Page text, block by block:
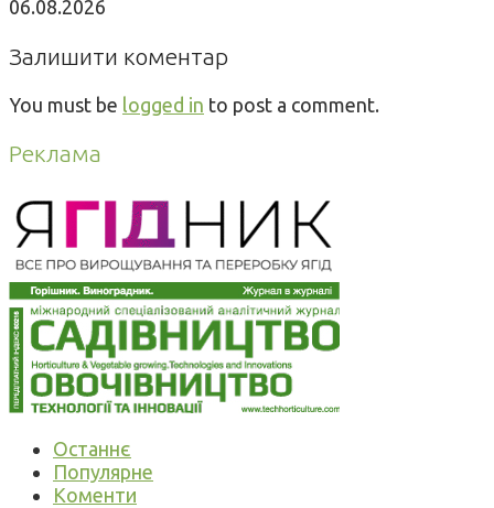
06.08.2026
Залишити коментар
You must be logged in to post a comment.
Реклама
Останнє
Популярне
Коменти